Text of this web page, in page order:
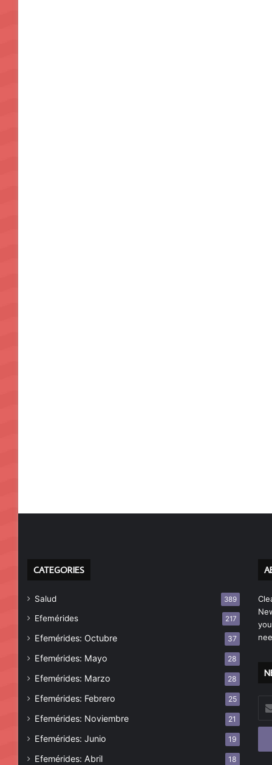
CATEGORIES
Salud 389
Efemérides 217
Efemérides: Octubre 37
Efemérides: Mayo 28
Efemérides: Marzo 28
Efemérides: Febrero 25
Efemérides: Noviembre 21
Efemérides: Junio 19
Efemérides: Abril 18
tu